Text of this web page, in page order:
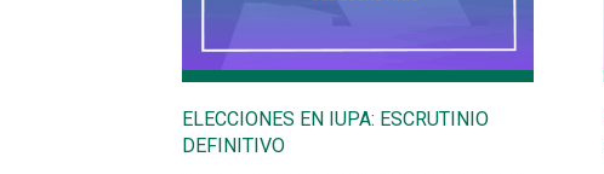
ELECCIONES EN IUPA: ESCRUTINIO
DEFINITIVO